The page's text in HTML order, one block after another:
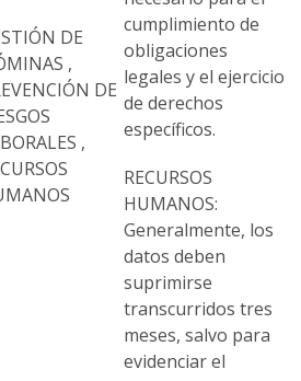
DE
,
DE
,
cumplimiento de
obligaciones
legales y el ejercicio
de derechos
específicos.
RECURSOS
HUMANOS:
Generalmente, los
datos deben
suprimirse
transcurridos tres
meses, salvo para
evidenciar el